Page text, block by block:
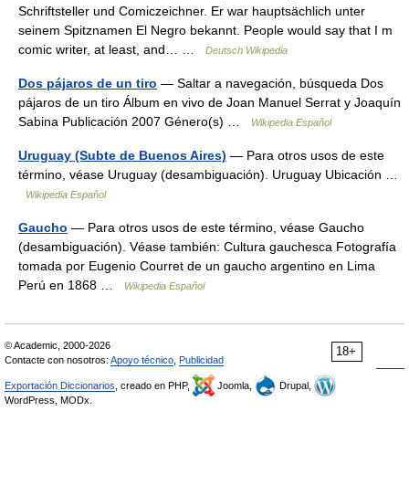
Schriftsteller und Comiczeichner. Er war hauptsächlich unter
seinem Spitznamen El Negro bekannt. People would say that I m
comic writer, at least, and… …
Deutsch Wikipedia
Dos pájaros de un tiro — Saltar a navegación, búsqueda Dos
pájaros de un tiro Álbum en vivo de Joan Manuel Serrat y Joaquín
Sabina Publicación 2007 Género(s) …
Wikipedia Español
Uruguay (Subte de Buenos Aires) — Para otros usos de este
término, véase Uruguay (desambiguación). Uruguay Ubicación …
Wikipedia Español
Gaucho — Para otros usos de este término, véase Gaucho
(desambiguación). Véase también: Cultura gauchesca Fotografía
tomada por Eugenio Courret de un gaucho argentino en Lima
Perú en 1868 …
Wikipedia Español
18+
© Academic, 2000-2026
Contacte con nosotros: Apoyo técnico Publicidad
Exportación Diccionarios , creado en PHP, Joomla,
Drupal,
WordPress, MODx.